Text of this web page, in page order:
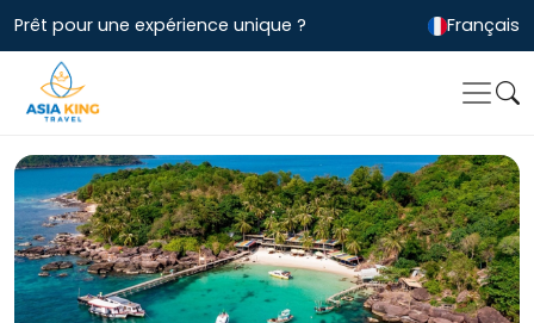
Prêt pour une expérience unique ? Français